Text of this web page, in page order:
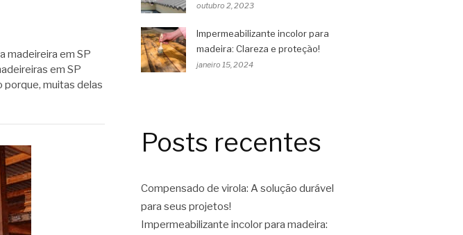
madeireira em SP
em SP
porque, muitas delas
outubro 2, 2023
Impermeabilizante incolor para
madeira: Clareza e proteção!
janeiro 15, 2024
Posts recentes
Compensado de virola: A solução durável
para seus projetos!
Impermeabilizante incolor para madeira: